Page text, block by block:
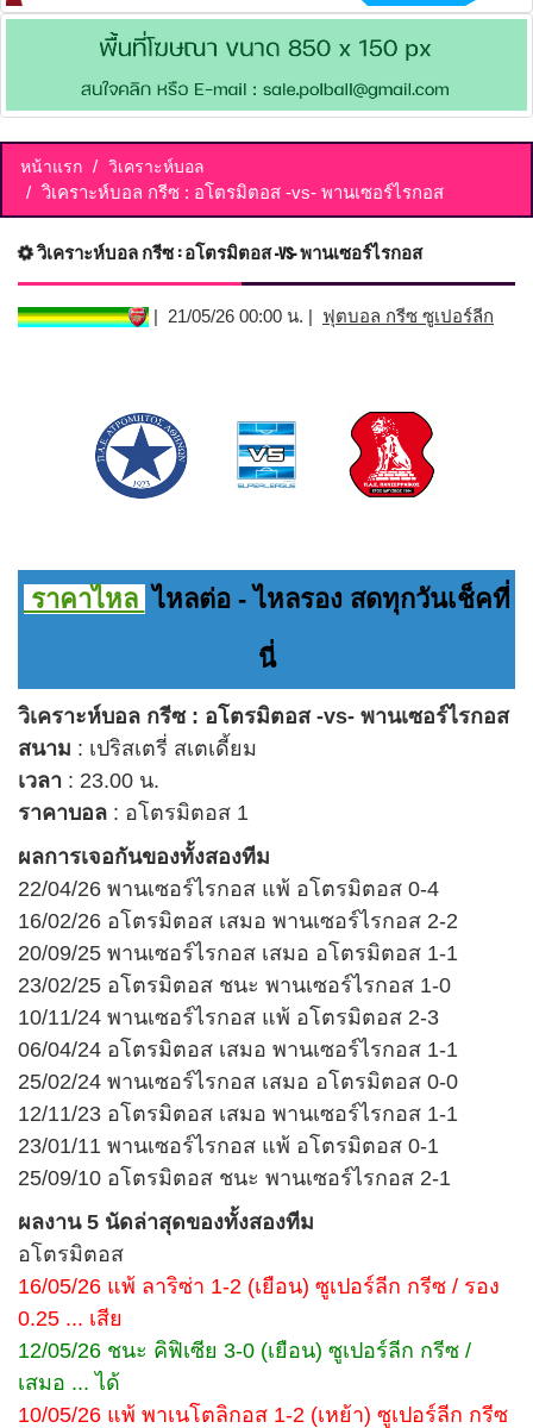
หน้าแรก วิเคราะห์บอล
วิเคราะห์บอล กรีซ : อโตรมิตอส -vs- พานเซอร์ไรกอส
วิเคราะห์บอล กรีซ : อโตรมิตอส -vs- พานเซอร์ไรกอส
| 21/05/26 00:00 น. | ฟุตบอล กรีซ ซูเปอร์ลีก
ราคาไหล ไหลต่อ - ไหลรอง สดทุกวันเช็คที่
นี่
วิเคราะห์บอล กรีซ : อโตรมิตอส -vs- พานเซอร์ไรกอส
สนาม : เปริสเตรี่ สเตเดี้ยม
เวลา : 23.00 น.
ราคาบอล : อโตรมิตอส 1
ผลการเจอกันของทั้งสองทีม
22/04/26 พานเซอร์ไรกอส แพ้ อโตรมิตอส 0-4
16/02/26 อโตรมิตอส เสมอ พานเซอร์ไรกอส 2-2
20/09/25 พานเซอร์ไรกอส เสมอ อโตรมิตอส 1-1
23/02/25 อโตรมิตอส ชนะ พานเซอร์ไรกอส 1-0
10/11/24 พานเซอร์ไรกอส แพ้ อโตรมิตอส 2-3
06/04/24 อโตรมิตอส เสมอ พานเซอร์ไรกอส 1-1
25/02/24 พานเซอร์ไรกอส เสมอ อโตรมิตอส 0-0
12/11/23 อโตรมิตอส เสมอ พานเซอร์ไรกอส 1-1
23/01/11 พานเซอร์ไรกอส แพ้ อโตรมิตอส 0-1
25/09/10 อโตรมิตอส ชนะ พานเซอร์ไรกอส 2-1
ผลงาน 5 นัดล่าสุดของทั้งสองทีม
อโตรมิตอส
16/05/26 แพ้ ลาริซ่า 1-2 (เยือน) ซูเปอร์ลีก กรีซ / รอง
0.25 ... เสีย
12/05/26 ชนะ คิฟิเซีย 3-0 (เยือน) ซูเปอร์ลีก กรีซ /
เสมอ ... ได้
10/05/26 แพ้ พาเนโตลิกอส 1-2 (เหย้า) ซูเปอร์ลีก กรีซ